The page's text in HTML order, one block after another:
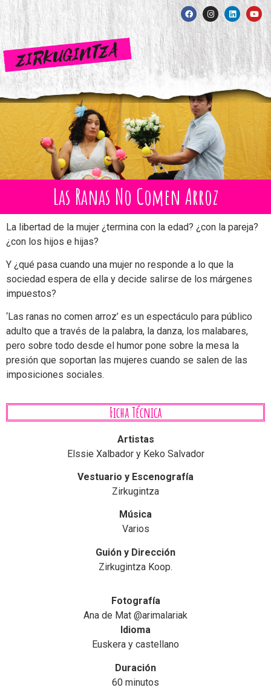
Las Ranas No Comen Arroz
La libertad de la mujer ¿termina con la edad? ¿con la pareja?
¿con los hijos e hijas?
Y ¿qué pasa cuando una mujer no responde a lo que la
sociedad espera de ella y decide salirse de los márgenes
impuestos?
‘Las ranas no comen arroz’ es un espectáculo para público
adulto que a través de la palabra, la danza, los malabares,
pero sobre todo desde el humor pone sobre la mesa la
presión que soportan las mujeres cuando se salen de las
imposiciones sociales.
Ficha Técnica
Artistas
Elssie Xalbador y Keko Salvador
Vestuario y Escenografía
Zirkugintza
Música
Varios
Guión y Dirección
Zirkugintza Koop.
Fotografía
Ana de Mat @arimalariak
Idioma
Euskera y castellano
Duración
60 minutos